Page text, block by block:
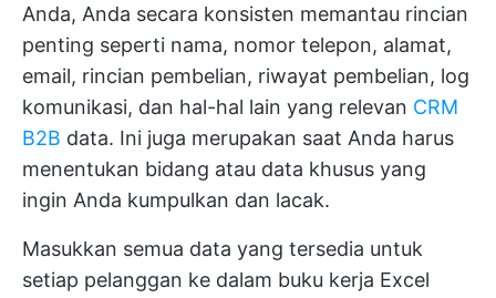
Anda, Anda secara konsisten memantau rincian
penting seperti nama, nomor telepon, alamat,
email, rincian pembelian, riwayat pembelian, log
komunikasi, dan hal-hal lain yang relevan CRM
B2B data. Ini juga merupakan saat Anda harus
menentukan bidang atau data khusus yang
ingin Anda kumpulkan dan lacak.
Masukkan semua data yang tersedia untuk
setiap pelanggan ke dalam buku kerja Excel